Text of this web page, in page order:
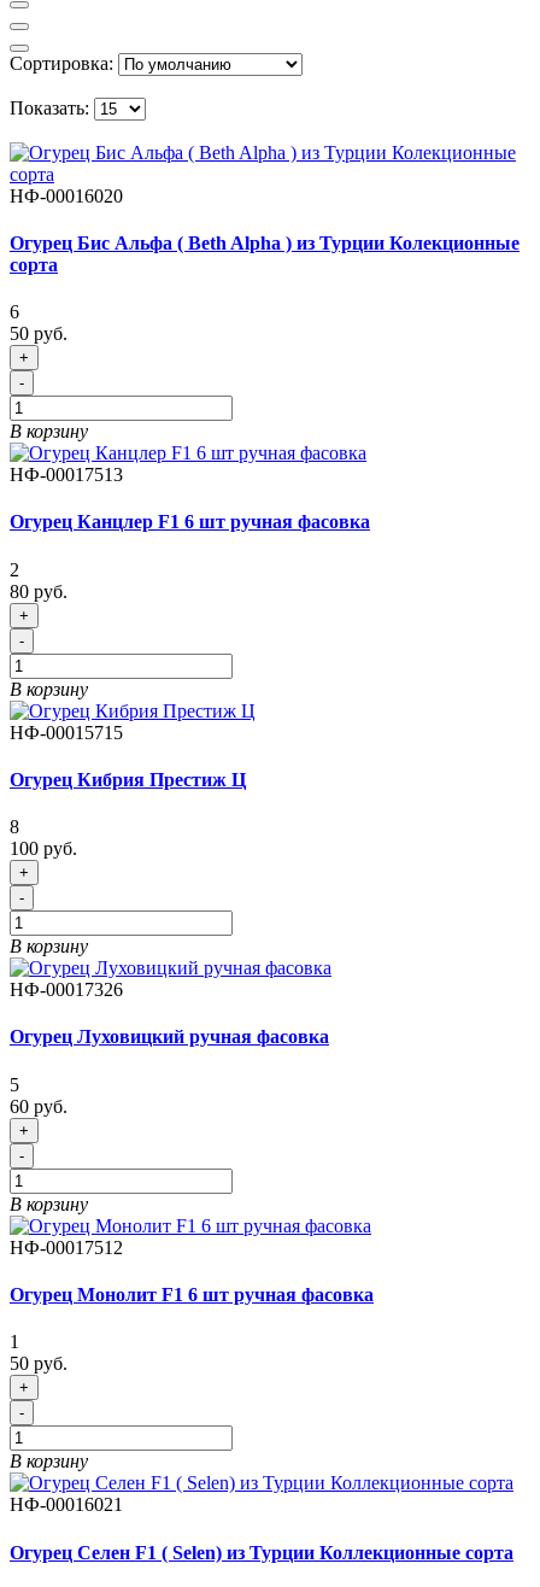
Сортировка:
Показать:
НФ-00016020
Огурец Бис Альфа ( Beth Alpha ) из Турции Колекционные
сорта
6
50 руб.
+
-
В корзину
НФ-00017513
Огурец Канцлер F1 6 шт ручная фасовка
2
80 руб.
+
-
В корзину
НФ-00015715
Огурец Кибрия Престиж Ц
8
100 руб.
+
-
В корзину
НФ-00017326
Огурец Луховицкий ручная фасовка
5
60 руб.
+
-
В корзину
НФ-00017512
Огурец Монолит F1 6 шт ручная фасовка
1
50 руб.
+
-
В корзину
НФ-00016021
Огурец Селен F1 ( Selen) из Турции Коллекционные сорта